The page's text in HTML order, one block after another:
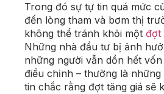
Trong đó sự tự tin quá mức
đến lòng tham và bơm thị
không thể tránh khỏi một đợt
Những nhà đầu tư bị ảnh
những người vẫn dồn hết
điều chỉnh – thường là
tin chắc rằng đợt tăng giá sẽ